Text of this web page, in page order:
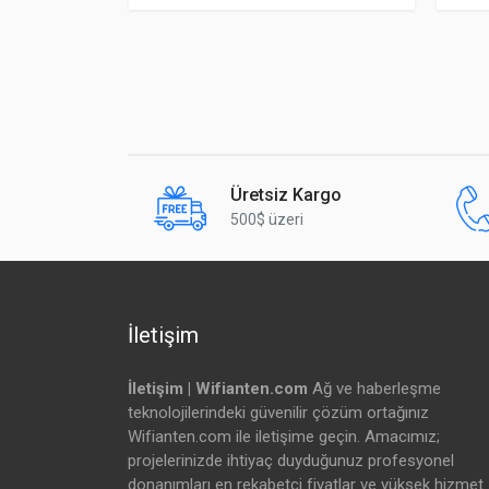
Açma İpi (Rip Cord)
Dış Çap
Kılıf Rengi
Üretsiz Kargo
500$ üzeri
İletişim
İletişim | Wifianten.com Ağ ve haberleşme
teknolojilerindeki güvenilir çözüm ortağınız
Wifianten.com ile iletişime geçin. Amacımız;
projelerinizde ihtiyaç duyduğunuz profesyonel
donanımları en rekabetçi fiyatlar ve yüksek hizmet